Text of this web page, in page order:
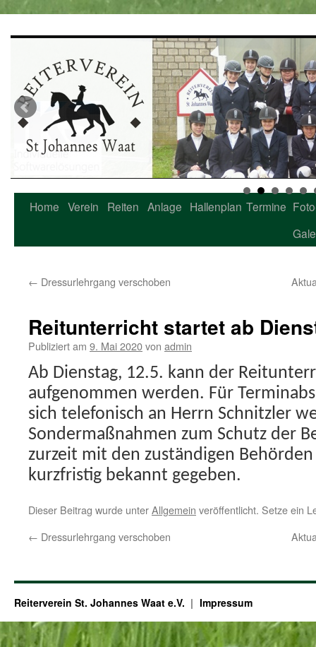
Zum
Home Verein Reiten Anlage Hallenplan Termine
← Dressurlehrgang verschoben
Reitunterricht startet ab
Publiziert am 9. Mai 2020von admin
Ab Dienstag, 12.5. kann der
aufgenommen werden. Für
sich telefonisch an Herrn Schnitzler
Sondermaßnahmen zum Schutz der
zurzeit mit den zuständigen
kurzfristig bekannt gegeben.
Dieser Beitrag wurde unterAllgemein veröffentlicht. Setze ein
← Dressurlehrgang verschoben
Reiterverein St. Johannes Waat e.V. Impressum